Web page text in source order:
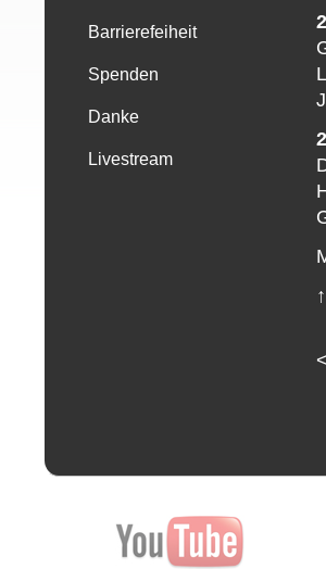
Barrierefeiheit
Spenden
Danke
Livestream